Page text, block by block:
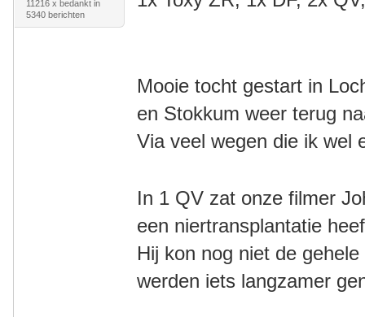
11216 x bedankt in
5340 berichten
Mooie tocht gestart in
en Stokkum weer terug
Via veel wegen die ik wel
In 1 QV zat onze filmer
een niertransplantatie
Hij kon nog niet de
werden iets langzamer